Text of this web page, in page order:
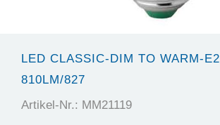
LED CLASSIC-DIM TO WARM-
810LM/827
Artikel-Nr.: MM21119